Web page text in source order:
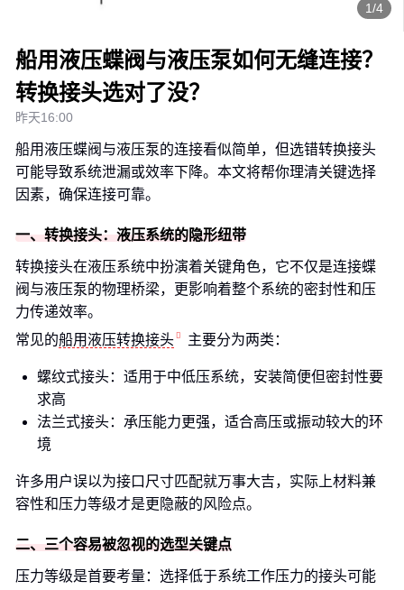
1/4
船用液压蝶阀与液压泵如何无缝连接？
转换接头选对了没？
昨天16:00
船用液压蝶阀与液压泵的连接看似简单，但选错转换接头
可能导致系统泄漏或效率下降。本文将帮你理清关键选择
因素，确保连接可靠。
一、转换接头：液压系统的隐形纽带
转换接头在液压系统中扮演着关键角色，它不仅是连接蝶
阀与液压泵的物理桥梁，更影响着整个系统的密封性和压
力传递效率。
常见的船用液压转换接头 主要分为两类：
螺纹式接头：适用于中低压系统，安装简便但密封性要
求高
法兰式接头：承压能力更强，适合高压或振动较大的环
境
许多用户误以为接口尺寸匹配就万事大吉，实际上材料兼
容性和压力等级才是更隐蔽的风险点。
二、三个容易被忽视的选型关键点
压力等级是首要考量：选择低于系统工作压力的接头可能